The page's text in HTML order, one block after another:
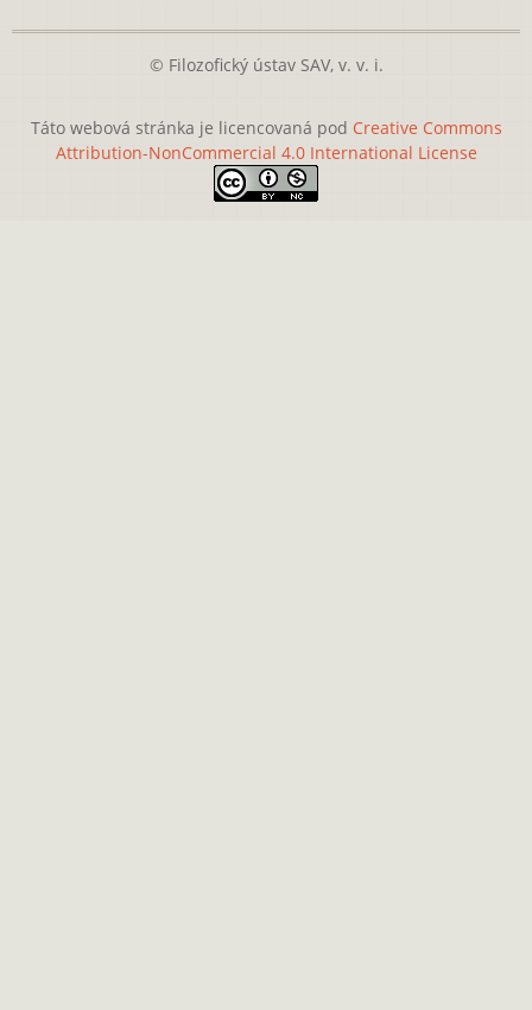
© Filozofický ústav SAV, v. v. i.
Táto webová stránka je licencovaná pod Creative Commons
Attribution-NonCommercial 4.0 International License